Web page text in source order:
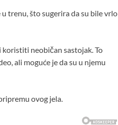
trenu, što sugerira da su bile vrlo
neobičan sastojak. To
ali moguće je da su u njemu
ovog jela.